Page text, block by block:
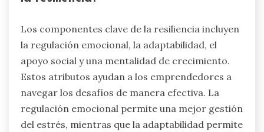
Los componentes clave de la resiliencia incluyen
la regulación emocional, la adaptabilidad, el
apoyo social y una mentalidad de crecimiento.
Estos atributos ayudan a los emprendedores a
navegar los desafíos de manera efectiva. La
regulación emocional permite una mejor gestión
del estrés, mientras que la adaptabilidad permite